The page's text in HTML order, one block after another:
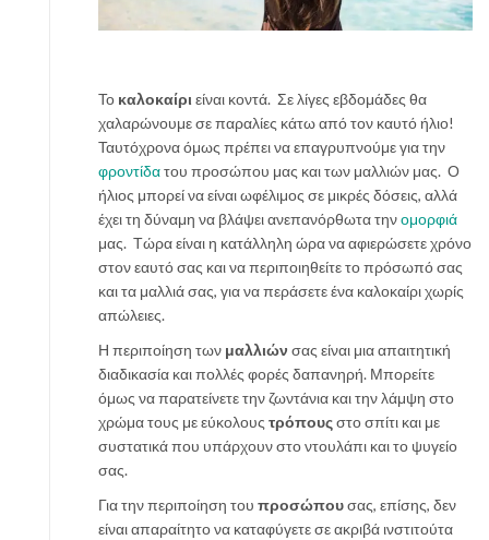
χ
ε
ι
ς
σ
τ
η
κ
ο
ζ
ί
ν
α
σ
Το καλοκαίρι είναι κοντά. Σε λίγες εβδομάδες θα
χαλαρώνουμε σε παραλίες κάτω από τον καυτό ήλιο!
Ταυτόχρονα όμως πρέπει να επαγρυπνούμε για την
φροντίδατου προσώπου μας και των μαλλιών μας. Ο
ήλιος μπορεί να είναι ωφέλιμος σε μικρές δόσεις, αλλά
έχει τη δύναμη να βλάψει ανεπανόρθωτα τηνομορφιά
μας. Τώρα είναι η κατάλληλη ώρα να αφιερώσετε χρόνο
στον εαυτό σας και να περιποιηθείτε το πρόσωπό σας
και τα μαλλιά σας, για να περάσετε ένα καλοκαίρι χωρίς
απώλειες.
Η περιποίηση των μαλλιών σας είναι μια απαιτητική
διαδικασία και πολλές φορές δαπανηρή. Μπορείτε
όμως να παρατείνετε την ζωντάνια και την λάμψη στο
χρώμα τους με εύκολους τρόπουςστο σπίτι και με
συστατικά που υπάρχουν στο ντουλάπι και το ψυγείο
σας.
Για την περιποίηση του προσώπουσας, επίσης, δεν
είναι απαραίτητο να καταφύγετε σε ακριβά ινστιτούτα